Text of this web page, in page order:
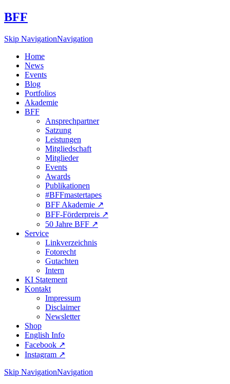
BFF
Skip NavigationNavigation
Home
News
Events
Blog
Portfolios
Akademie
BFF
Ansprechpartner
Satzung
Leistungen
Mitgliedschaft
Mitglieder
Events
Awards
Publikationen
#BFFmastertapes
BFF Akademie ↗︎
BFF-Förderpreis ↗︎
50 Jahre BFF ↗︎
Service
Linkverzeichnis
Fotorecht
Gutachten
Intern
KI Statement
Kontakt
Impressum
Disclaimer
Newsletter
Shop
English Info
Facebook ↗︎
Instagram ↗︎
Skip NavigationNavigation